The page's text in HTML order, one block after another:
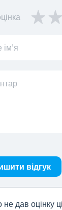
відгук
не дав оцінку